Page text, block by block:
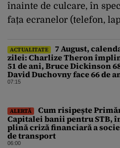
înainte de culcare, în
fața ecranelor (telefon,
ACTUALITATE
7 August,
zilei: Charlize Theron
51 de ani, Bruce Dickinson
David Duchovny face 66 de
07:15
ALERTĂ
Cum risipește
Capitalei banii pentru STB,
plină criză financiară a
de transport
06:00